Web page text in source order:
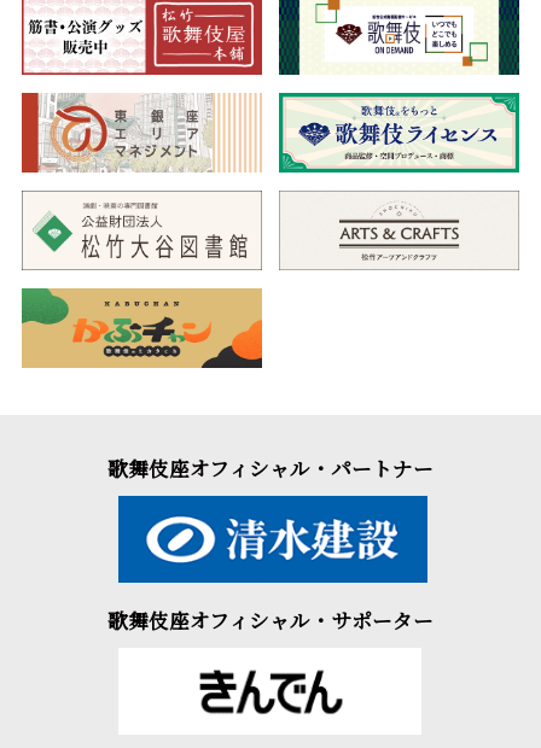
歌舞伎座オフィシャル・パートナー
歌舞伎座オフィシャル・サポーター